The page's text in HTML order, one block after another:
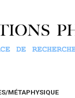
MÉTAPHYSIQUE